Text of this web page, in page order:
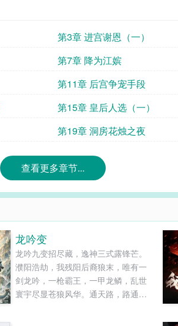
第3章 进宫谢恩（一）
第7章 降为江嫔
第11章 后宫争宠手段
第15章 皇后人选（一）
第19章 洞房花烛之夜
查看更多章节...
龙吟变
龙吟九变招尽藏，逸神三式露锋芒。
濮阳浩劫，我残阳后裔狼末，唯有一
剑龙吟，一枪霸王，一甲龙鳞，乱世
寰宇尽显苍狼风华。通天路，路通